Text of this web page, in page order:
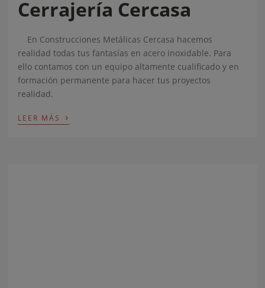
Cerrajería Cercasa
En Construcciones Metálicas Cercasa hacemos
realidad todas tus fantasías en acero inoxidable. Para
ello contamos con un equipo altamente cualificado y en
formación permanente para hacer tus proyectos
realidad.
LEER MÁS ›